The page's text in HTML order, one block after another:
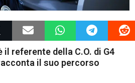
News G4Vigilanza
il referente della C.O. di G4
il suo percorso